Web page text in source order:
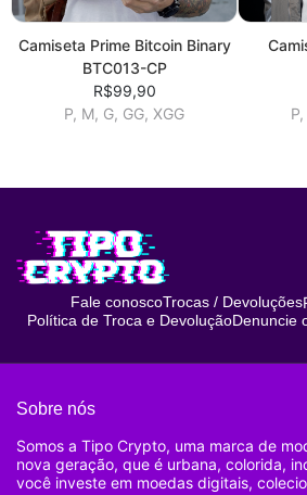
Camiseta Prime Bitcoin Binary
BTC013-CP
R$99,90
P, M, G, GG, XGG
Fale conoscoTrocas / Devoluções
Política de Troca e DevoluçãoDenuncie
Sobre nós
Somos a Tipo Crypto, uma marca de
nova geração, que é urbana, colorida,
você investe em moedas digitais,